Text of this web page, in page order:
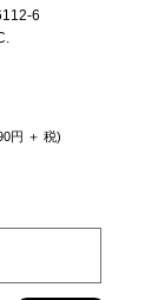
6
円 ＋ 税)